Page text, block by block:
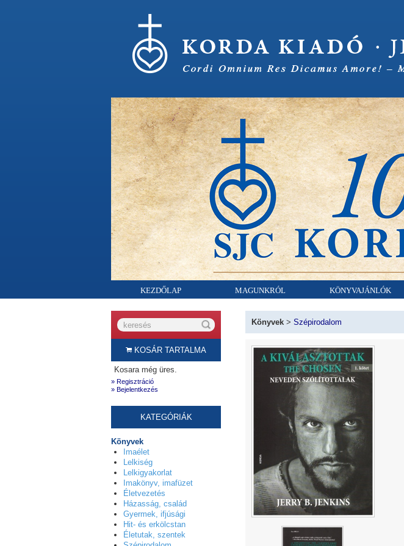
KEZDŐLAP MAGUNKRÓL KÖNYVAJÁNLÓK
KOSÁR TARTALMA
Kosara még üres.
» Regisztráció
» Bejelentkezés
KATEGÓRIÁK
Könyvek
Imaélet
Lelkiség
Lelkigyakorlat
Imakönyv, imafüzet
Életvezetés
Házasság, család
Gyermek, ifjúsági
Hit- és erkölcstan
Életutak, szentek
Könyvek > Szépirodalom